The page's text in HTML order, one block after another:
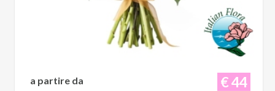
€ 44
a partire da